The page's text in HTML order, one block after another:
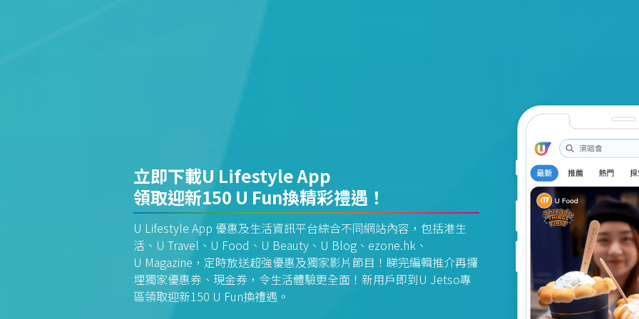
立即下載U Lifestyle App
領取迎新150 U Fun換精彩禮遇！
U Lifestyle App 優惠及生活資訊平台綜合不同網站內容，包括港生
活、U Travel、U Food、U Beauty、U Blog、ezone.hk、
U Magazine，定時放送超強優惠及獨家影片節目！睇完編輯推介再攞
埋獨家優惠券、現金券，令生活體驗更全面！新用戶即到U Jetso專
區領取迎新150 U Fun換禮遇。